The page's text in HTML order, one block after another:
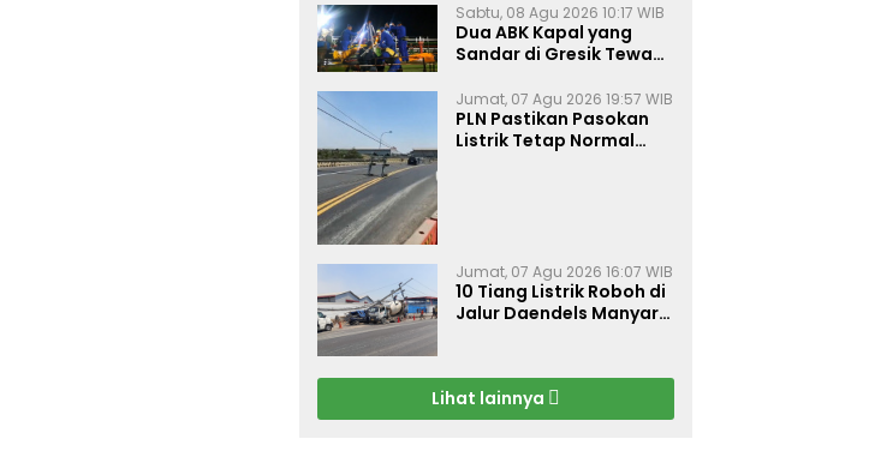
Sabtu, 08 Agu 2026 10:17 WIB
Dua ABK Kapal yang
Sandar di Gresik Tewas
Evakuasi Terkendala
Akses Palka Sempit
Jumat, 07 Agu 2026 19:57 WIB
PLN Pastikan Pasokan
Listrik Tetap Normal
Jumat, 07 Agu 2026 16:07 WIB
10 Tiang Listrik Roboh di
Jalur Daendels Manyar
Lihat lainnya